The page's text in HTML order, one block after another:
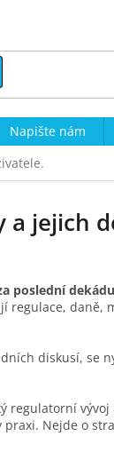
Napište nám
a jejich
poslední
regulace, daně,
diskusí, se
vývoj
Nejde o